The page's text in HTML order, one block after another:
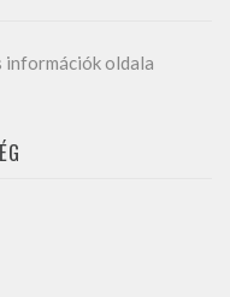
információk oldala